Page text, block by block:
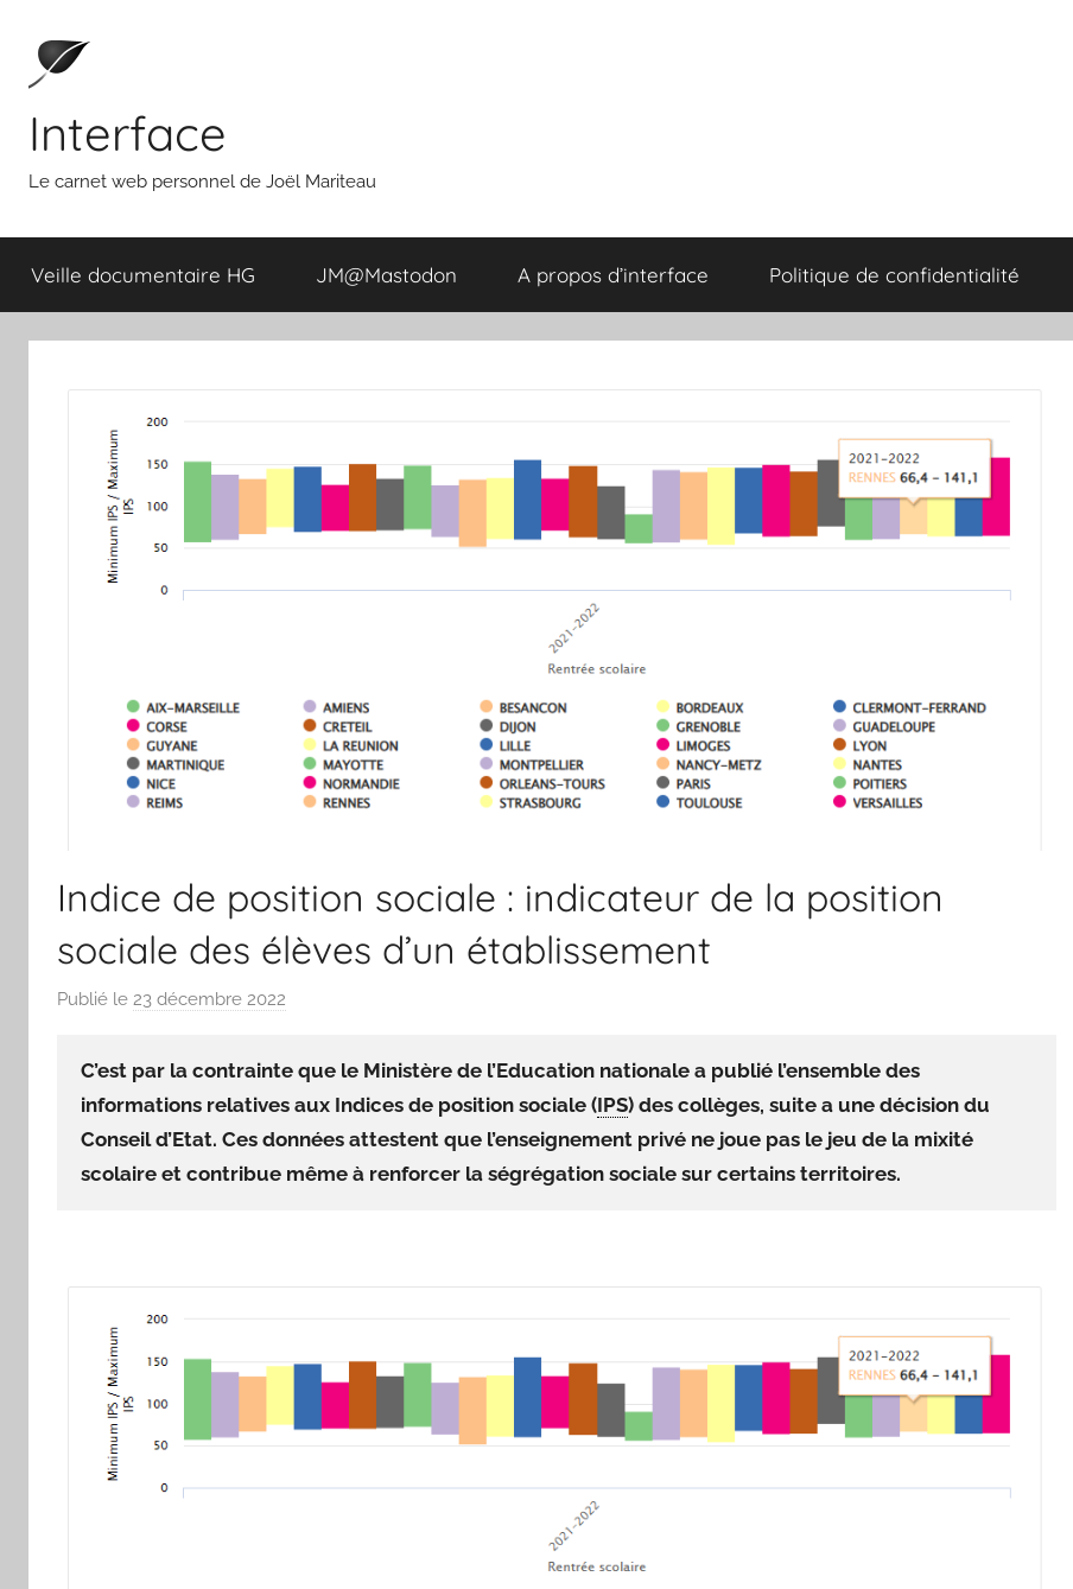
contenu
Interface
Le carnet web personnel de Joël Mariteau
Veille documentaire HG JM@Mastodon A propos d’interface Politique de confidentialité
Indice de position sociale : indicateur de la position
sociale des élèves d’un établissement
Publié le 23 décembre 2022
r
C’est par la contrainte que le Ministère de l’Education nationale a publié l’ensemble des
informations relatives aux Indices de position sociale (IPS) des collèges, suite a une décision du
Conseil d’Etat. Ces données attestent que l’enseignement privé ne joue pas le jeu de la mixité
scolaire et contribue même à renforcer la ségrégation sociale sur certains territoires.